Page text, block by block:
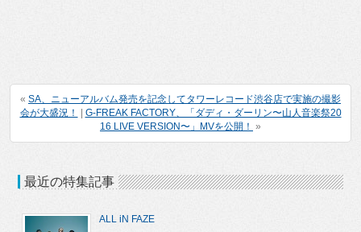
« SA、ニューアルバム発売を記念してタワーレコード渋谷店で実施の撮影
会が大盛況！
G-FREAK FACTORY、「ダディ・ダーリン〜山人音楽祭20
16 LIVE VERSION〜」MVを公開！ »
最近の特集記事
ALL iN FAZE